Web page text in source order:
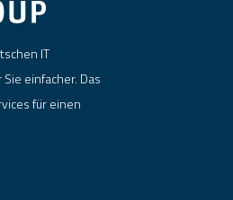
IT
einfacher. Das
für einen